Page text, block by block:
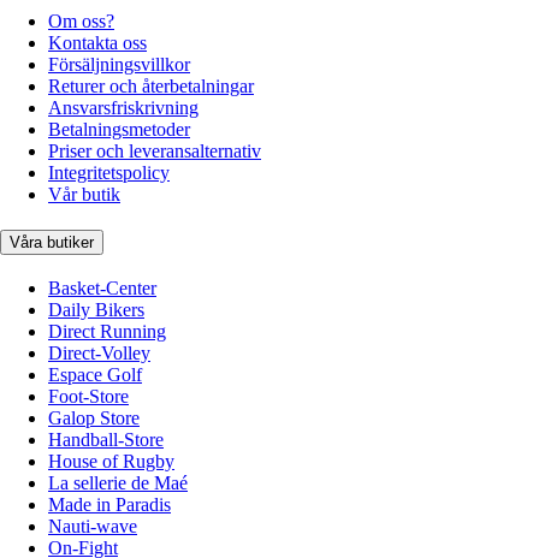
Om oss?
Kontakta oss
Försäljningsvillkor
Returer och återbetalningar
Ansvarsfriskrivning
Betalningsmetoder
Priser och leveransalternativ
Integritetspolicy
Vår butik
Våra butiker
Basket-Center
Daily Bikers
Direct Running
Direct-Volley
Espace Golf
Foot-Store
Galop Store
Handball-Store
House of Rugby
La sellerie de Maé
Made in Paradis
Nauti-wave
On-Fight